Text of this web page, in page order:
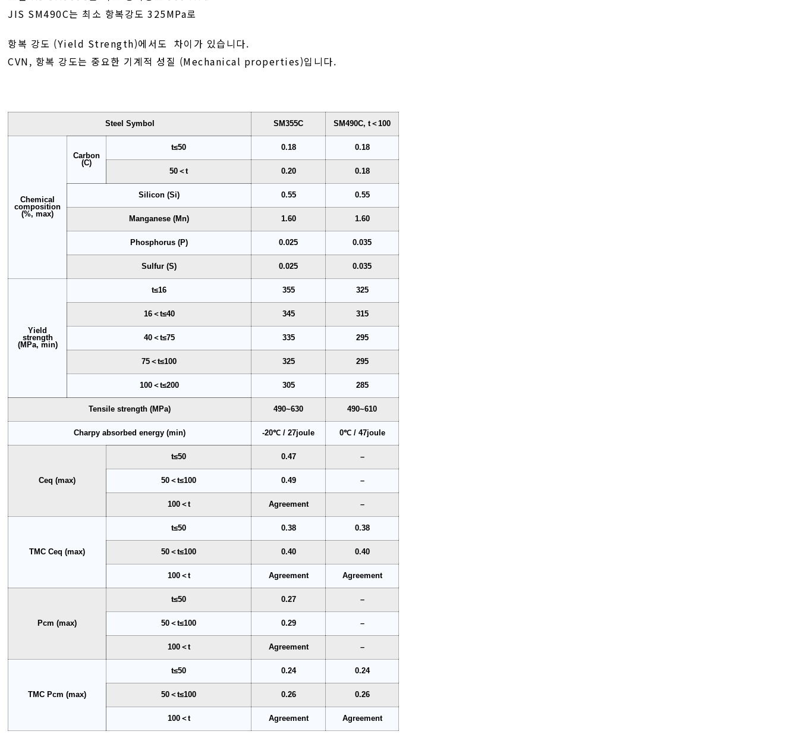
JIS SM490C는 최소 항복강도 325MPa로
항복 강도 (Yield Strength)에서도 차이가 있습니다.
CVN, 항복 강도는 중요한 기계적 성질 (Mechanical properties)입니다.
Steel Symbol SM355C SM490C, t＜100
Chemical
composition
(%, max)
Carbon
(C)
t≤50 0.18 0.18
50＜t 0.20 0.18
Silicon (Si) 0.55 0.55
Manganese (Mn) 1.60 1.60
Phosphorus (P) 0.025 0.035
Sulfur (S) 0.025 0.035
Yield
strength
(MPa, min)
t≤16 355 325
16＜t≤40 345 315
40＜t≤75 335 295
75＜t≤100 325 295
100＜t≤200 305 285
Tensile strength (MPa) 490~630 490~610
Charpy absorbed energy (min) -20℃ / 27joule 0℃ / 47joule
Ceq (max)
t≤50 0.47 –
50＜t≤100 0.49 –
100＜t Agreement –
TMC Ceq (max)
t≤50 0.38 0.38
50＜t≤100 0.40 0.40
100＜t Agreement Agreement
Pcm (max)
t≤50 0.27 –
50＜t≤100 0.29 –
100＜t Agreement –
TMC Pcm (max)
t≤50 0.24 0.24
50＜t≤100 0.26 0.26
100＜t Agreement Agreement